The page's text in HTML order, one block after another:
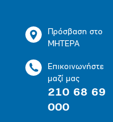
Πρόσβαση στο
ΜΗΤΕΡΑ
Επικοινωνήστε
μαζί μας
210 68 69
000